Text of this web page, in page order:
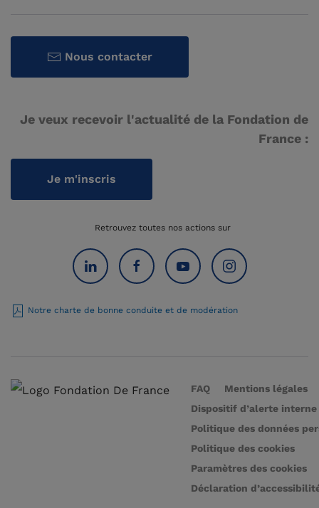
Nous contacter
Je veux recevoir l'actualité de la Fondation de
France :
Je m'inscris
Retrouvez toutes nos actions sur
Notre charte de bonne conduite et de modération
FAQ
Mentions légales
Dispositif d’alerte interne
Politique des données
Politique des cookies
Paramètres des cookies
Déclaration